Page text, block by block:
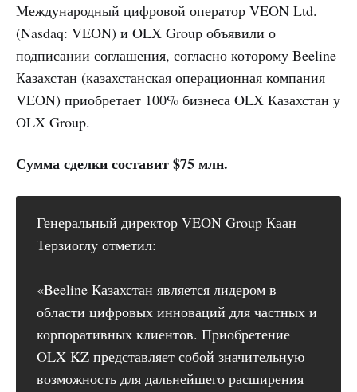
Международный цифровой оператор VEON Ltd.
(Nasdaq: VEON) и OLX Group объявили о
подписании соглашения, согласно которому Beeline
Казахстан (казахстанская операционная компания
VEON) приобретает 100% бизнеса OLX Казахстан у
OLX Group.
Сумма сделки составит $75 млн.
Генеральный директор VEON Group Каан
Терзиоглу отметил:
«Beeline Казахстан является лидером в
области цифровых инноваций для частных и
корпоративных клиентов. Приобретение
OLX KZ представляет собой значительную
возможность для дальнейшего расширения